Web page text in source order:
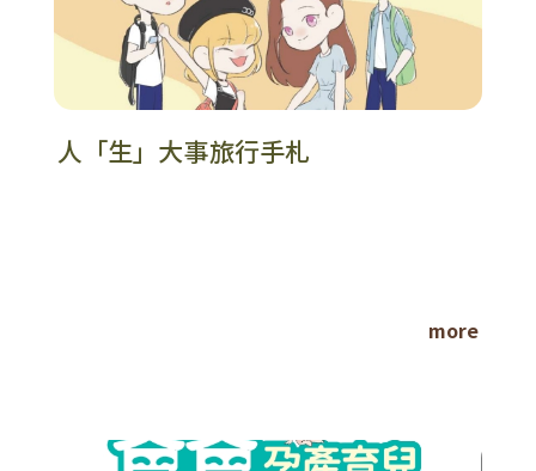
人「生」大事旅行手札
more